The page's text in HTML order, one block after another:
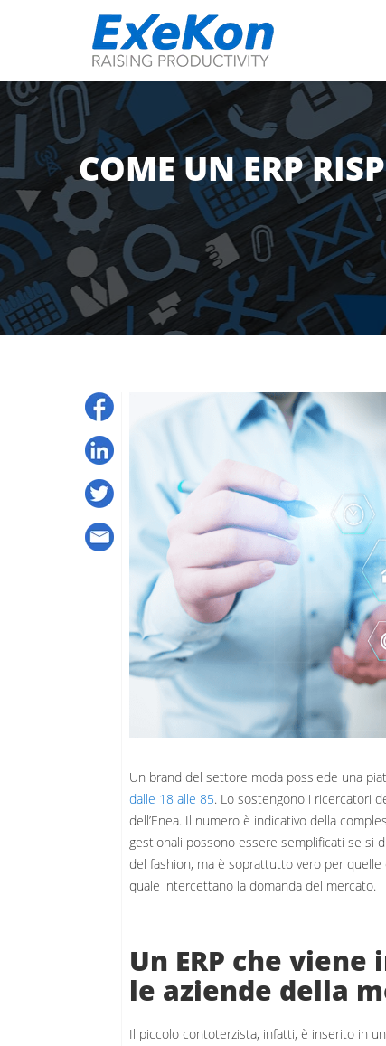
COME UN ERP
Un brand del settore moda possiede una
dalle 18 alle 85. Lo sostengono i ricercatori
dell’Enea. Il numero è indicativo della
gestionali possono essere semplificati se si
del fashion, ma è soprattutto vero per
quale intercettano la domanda del mercato.
Un ERP che
le aziende della
Il piccolo contoterzista, infatti, è inserito in